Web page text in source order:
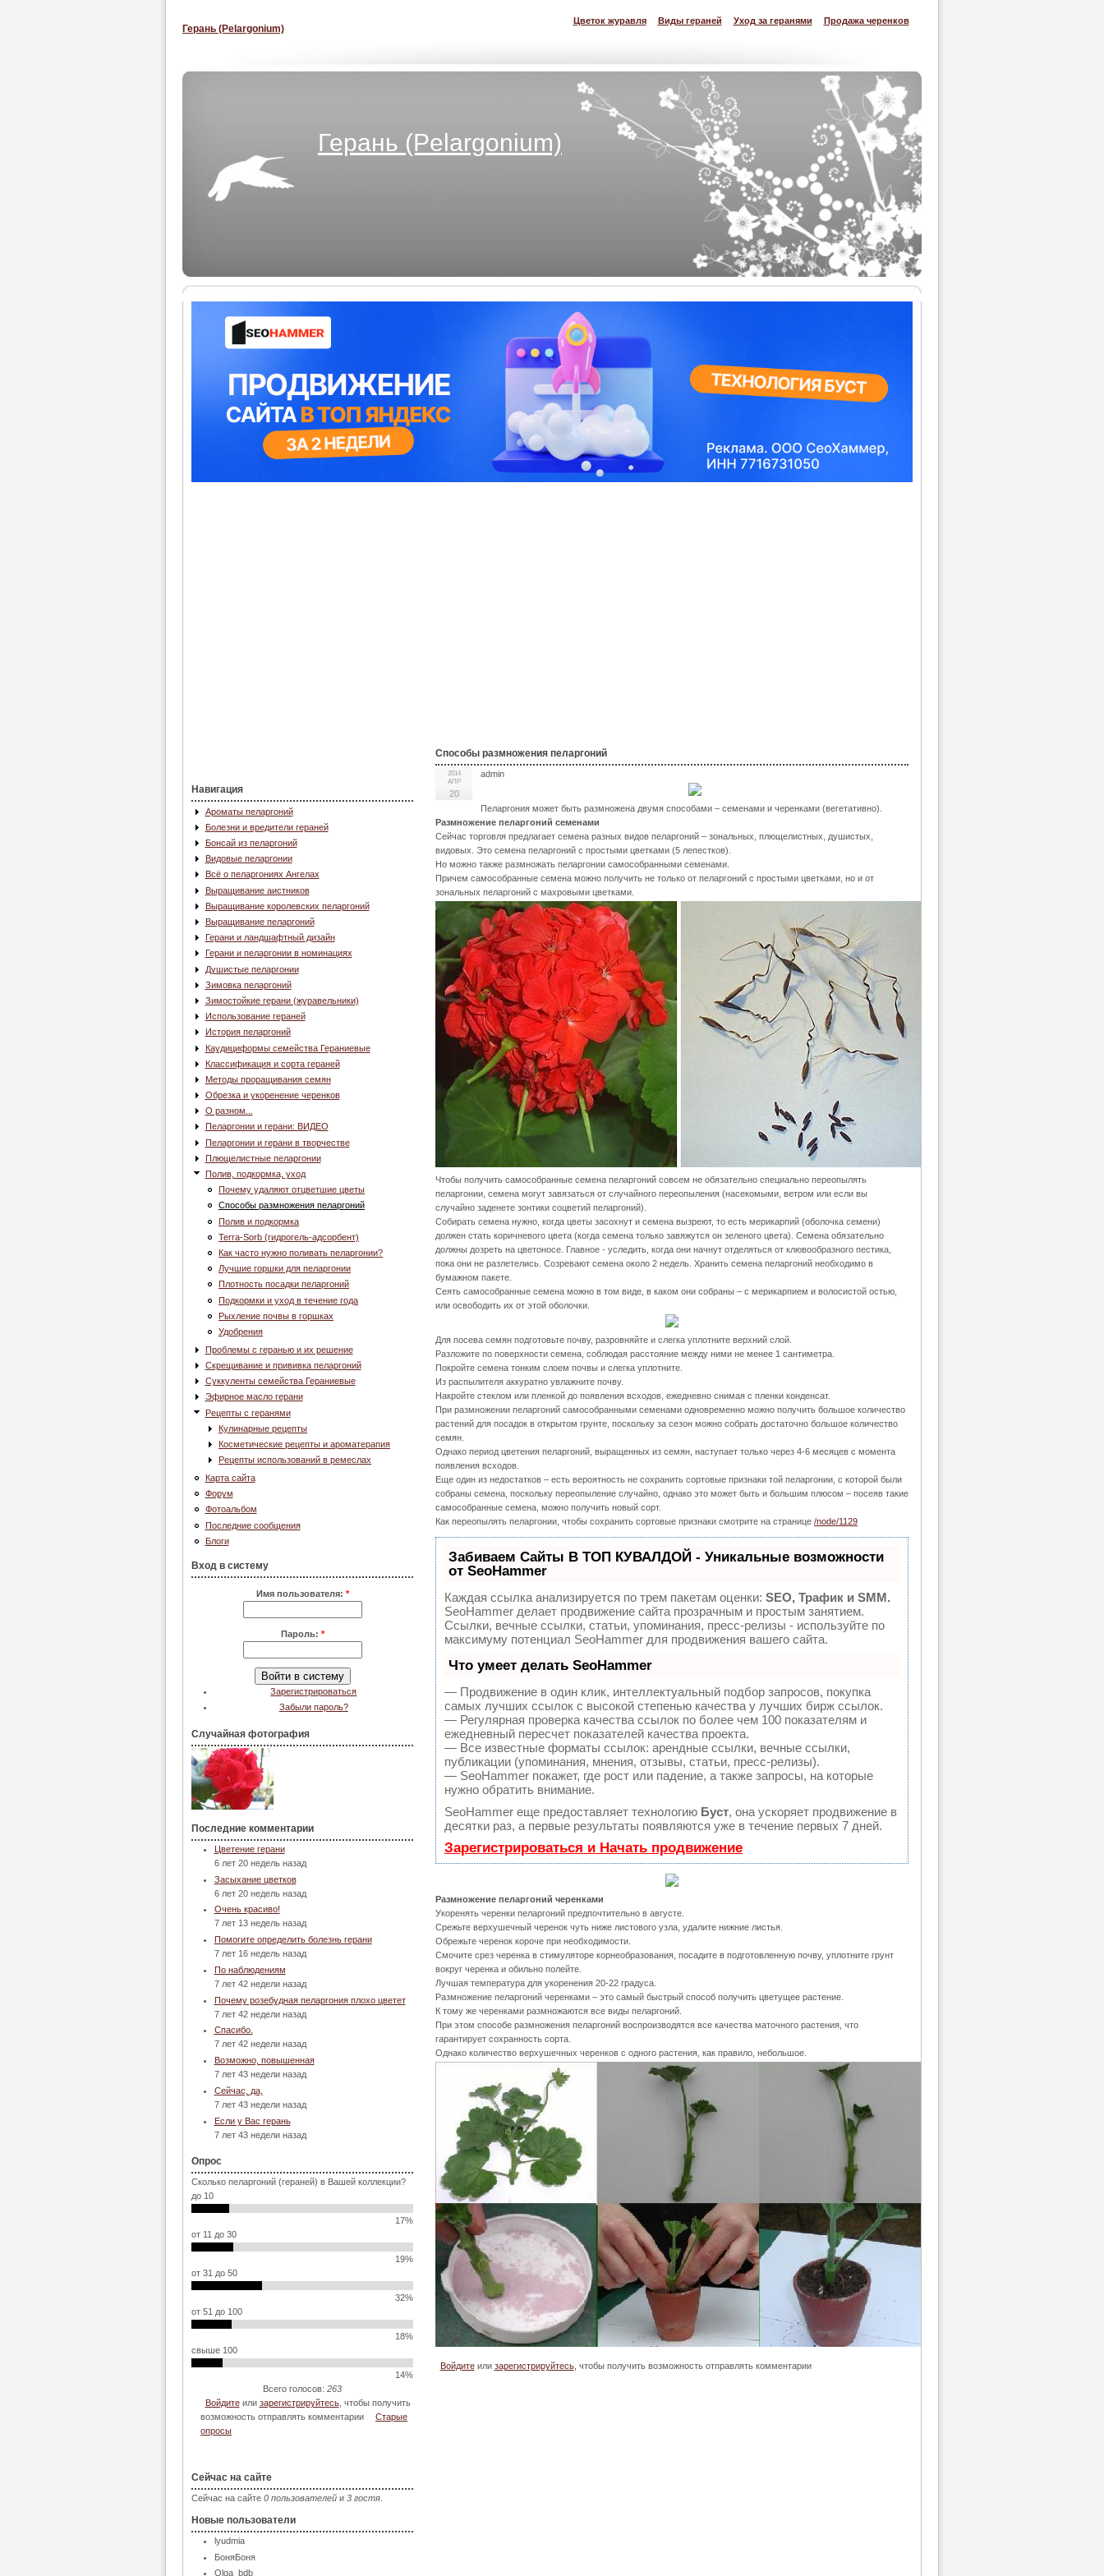
Цветок журавля Виды гераней Уход за геранями Продажа черенков
Герань (Pelargonium)
Герань (Pelargonium)
Навигация
Ароматы пеларгоний
Болезни и вредители гераней
Бонсай из пеларгоний
Видовые пеларгонии
Всё о пеларгониях Ангелах
Выращивание аистников
Выращивание королевских пеларгоний
Выращивание пеларгоний
Герани и ландшафтный дизайн
Герани и пеларгонии в номинациях
Душистые пеларгонии
Зимовка пеларгоний
Зимостойкие герани (журавельники)
Использование гераней
История пеларгоний
Каудициформы семейства Гераниевые
Классификация и сорта гераней
Методы проращивания семян
Обрезка и укоренение черенков
О разном...
Пеларгонии и герани: ВИДЕО
Пеларгонии и герани в творчестве
Плющелистные пеларгонии
Полив, подкормка, уход
Почему удаляют отцветшие цветы
Способы размножения пеларгоний
Полив и подкормка
Terra-Sorb (гидрогель-адсорбент)
Как часто нужно поливать пеларгонии?
Лучшие горшки для пеларгонии
Плотность посадки пеларгоний
Подкормки и уход в течение года
Рыхление почвы в горшках
Удобрения
Проблемы с геранью и их решение
Скрещивание и прививка пеларгоний
Суккуленты семейства Гераниевые
Эфирное масло герани
Рецепты с геранями
Кулинарные рецепты
Косметические рецепты и ароматерапия
Рецепты использований в ремеслах
Карта сайта
Форум
Фотоальбом
Последние сообщения
Блоги
Вход в систему
Имя пользователя: *
Пароль: *
Зарегистрироваться
Забыли пароль?
Случайная фотография
Последние комментарии
Цветение герани
6 лет 20 недель назад
Засыхание цветков
6 лет 20 недель назад
Очень красиво!
7 лет 13 недель назад
Помогите определить болезнь герани
7 лет 16 недель назад
По наблюдениям
7 лет 42 недели назад
Почему розебудная пеларгония плохо цветет
7 лет 42 недели назад
Спасибо.
7 лет 42 недели назад
Возможно, повышенная
7 лет 43 недели назад
Сейчас, да,
7 лет 43 недели назад
Если у Вас герань
7 лет 43 недели назад
Опрос
Сколько пеларгоний (гераней) в Вашей коллекции?
до 10
17%
от 11 до 30
19%
от 31 до 50
32%
от 51 до 100
18%
свыше 100
14%
Всего голосов: 263
Войдитеили зарегистрируйтесь, чтобы получить
возможность отправлять комментарии
Старые
опросы
Сейчас на сайте
Сейчас на сайте 0 пользователей и 3 гостя
Новые пользователи
lyudmia
БоняБоня
Olga_bdb
Способы размножения пеларгоний
2014
АПР
20
admin
Пеларгония может быть размножена двумя способами – семенами и черенками (вегетативно).
Размножение пеларгоний семенами
Сейчас торговля предлагает семена разных видов пеларгоний – зональных, плющелистных, душистых,
видовых. Это семена пеларгоний с простыми цветками (5 лепестков).
Но можно также размножать пеларгонии самособранными семенами.
Причем самособранные семена можно получить не только от пеларгоний с простыми цветками, но и от
зональных пеларгоний с махровыми цветками.
Чтобы получить самособранные семена пеларгоний совсем не обязательно специально переопылять
пеларгонии, семена могут завязаться от случайного переопыления (насекомыми, ветром или если вы
случайно заденете зонтики соцветий пеларгоний).
Собирать семена нужно, когда цветы засохнут и семена вызреют, то есть мерикарпий (оболочка семени)
должен стать коричневого цвета (когда семена только завяжутся он зеленого цвета). Семена обязательно
должны дозреть на цветоносе. Главное - уследить, когда они начнут отделяться от клювообразного пестика,
пока они не разлетелись. Созревают семена около 2 недель. Хранить семена пеларгоний необходимо в
бумажном пакете.
Сеять самособранные семена можно в том виде, в каком они собраны – с мерикарпием и волосистой остью,
или освободить их от этой оболочки.
Для посева семян подготовьте почву, разровняйте и слегка уплотните верхний слой.
Разложите по поверхности семена, соблюдая расстояние между ними не менее 1 сантиметра.
Покройте семена тонким слоем почвы и слегка уплотните.
Из распылителя аккуратно увлажните почву.
Накройте стеклом или пленкой до появления всходов, ежедневно снимая с пленки конденсат.
При размножении пеларгоний самособранными семенами одновременно можно получить большое количество
растений для посадок в открытом грунте, поскольку за сезон можно собрать достаточно большое количество
семян.
Однако период цветения пеларгоний, выращенных из семян, наступает только через 4-6 месяцев с момента
появления всходов.
Еще один из недостатков – есть вероятность не сохранить сортовые признаки той пеларгонии, с которой были
собраны семена, поскольку переопыление случайно, однако это может быть и большим плюсом – посеяв такие
самособранные семена, можно получить новый сорт.
Как переопылять пеларгонии, чтобы сохранить сортовые признаки смотрите на странице /node/1129
Забиваем Сайты В ТОП КУВАЛДОЙ - Уникальные возможности
от SeoHammer
Каждая ссылка анализируется по трем пакетам оценки: SEO, Трафик и SMM.
SeoHammer делает продвижение сайта прозрачным и простым занятием.
Ссылки, вечные ссылки, статьи, упоминания, пресс-релизы - используйте по
максимуму потенциал SeoHammer для продвижения вашего сайта.
Что умеет делать SeoHammer
— Продвижение в один клик, интеллектуальный подбор запросов, покупка
самых лучших ссылок с высокой степенью качества у лучших бирж ссылок.
— Регулярная проверка качества ссылок по более чем 100 показателям и
ежедневный пересчет показателей качества проекта.
— Все известные форматы ссылок: арендные ссылки, вечные ссылки,
публикации (упоминания, мнения, отзывы, статьи, пресс-релизы).
— SeoHammer покажет, где рост или падение, а также запросы, на которые
нужно обратить внимание.
SeoHammer еще предоставляет технологию Буст, она ускоряет продвижение в
десятки раз, а первые результаты появляются уже в течение первых 7 дней.
Зарегистрироваться и Начать продвижение
Размножение пеларгоний черенками
Укоренять черенки пеларгоний предпочтительно в августе.
Срежьте верхушечный черенок чуть ниже листового узла, удалите нижние листья.
Обрежьте черенок короче при необходимости.
Смочите срез черенка в стимуляторе корнеобразования, посадите в подготовленную почву, уплотните грунт
вокруг черенка и обильно полейте.
Лучшая температура для укоренения 20-22 градуса.
Размножение пеларгоний черенками – это самый быстрый способ получить цветущее растение.
К тому же черенками размножаются все виды пеларгоний.
При этом способе размножения пеларгоний воспроизводятся все качества маточного растения, что
гарантирует сохранность сорта.
Однако количество верхушечных черенков с одного растения, как правило, небольшое.
Войдитеили зарегистрируйтесь, чтобы получить возможность отправлять комментарии